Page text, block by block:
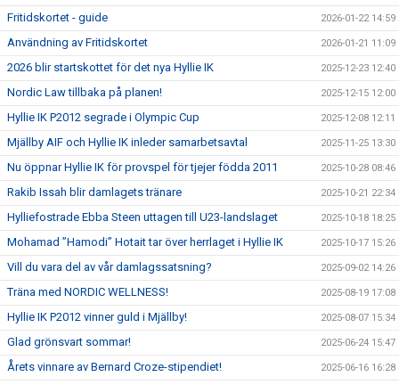
Fritidskortet - guide 2026-01-22 14:59
Användning av Fritidskortet 2026-01-21 11:09
2026 blir startskottet för det nya Hyllie IK 2025-12-23 12:40
Nordic Law tillbaka på planen! 2025-12-15 12:00
Hyllie IK P2012 segrade i Olympic Cup 2025-12-08 12:11
Mjällby AIF och Hyllie IK inleder samarbetsavtal 2025-11-25 13:30
Nu öppnar Hyllie IK för provspel för tjejer födda 2011 2025-10-28 08:46
Rakib Issah blir damlagets tränare 2025-10-21 22:34
Hylliefostrade Ebba Steen uttagen till U23-landslaget 2025-10-18 18:25
Mohamad ”Hamodi” Hotait tar över herrlaget i Hyllie IK 2025-10-17 15:26
Vill du vara del av vår damlagssatsning? 2025-09-02 14:26
Träna med NORDIC WELLNESS! 2025-08-19 17:08
Hyllie IK P2012 vinner guld i Mjällby! 2025-08-07 15:34
Glad grönsvart sommar! 2025-06-24 15:47
Årets vinnare av Bernard Croze-stipendiet! 2025-06-16 16:28